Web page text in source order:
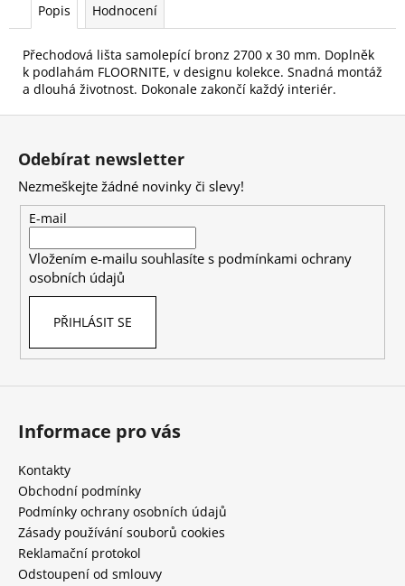
Popis Hodnocení
Přechodová lišta samolepící bronz 2700 x 30 mm. Doplněk
k podlahám FLOORNITE, v designu kolekce. Snadná montáž
a dlouhá životnost. Dokonale zakončí každý interiér.
Z
Odebírat newsletter
Nezmeškejte žádné novinky či slevy!
E-mail
Vložením e-mailu souhlasíte s podmínkami ochrany
osobních údajů
PŘIHLÁSIT SE
Informace pro vás
Kontakty
Obchodní podmínky
Podmínky ochrany osobních údajů
Zásady používání souborů cookies
Reklamační protokol
Odstoupení od smlouvy